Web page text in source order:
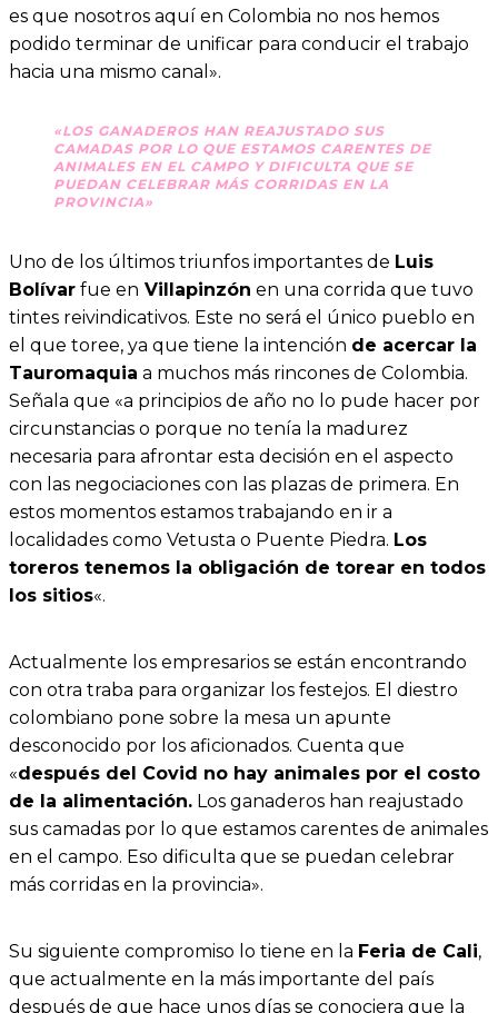
es que nosotros aquí en Colombia no nos hemos
podido terminar de unificar para conducir el trabajo
hacia una mismo canal».
«LOS GANADEROS HAN REAJUSTADO SUS
CAMADAS POR LO QUE ESTAMOS CARENTES DE
ANIMALES EN EL CAMPO Y DIFICULTA QUE SE
PUEDAN CELEBRAR MÁS CORRIDAS EN LA
PROVINCIA»
Uno de los últimos triunfos importantes de Luis
Bolívar fue en Villapinzón en una corrida que tuvo
tintes reivindicativos. Este no será el único pueblo en
el que toree, ya que tiene la intención de acercar la
Tauromaquia a muchos más rincones de Colombia.
Señala que «a principios de año no lo pude hacer por
circunstancias o porque no tenía la madurez
necesaria para afrontar esta decisión en el aspecto
con las negociaciones con las plazas de primera. En
estos momentos estamos trabajando en ir a
localidades como Vetusta o Puente Piedra. Los
toreros tenemos la obligación de torear en todos
los sitios«.
Actualmente los empresarios se están encontrando
con otra traba para organizar los festejos. El diestro
colombiano pone sobre la mesa un apunte
desconocido por los aficionados. Cuenta que
«después del Covid no hay animales por el costo
de la alimentación. Los ganaderos han reajustado
sus camadas por lo que estamos carentes de animales
en el campo. Eso dificulta que se puedan celebrar
más corridas en la provincia».
Su siguiente compromiso lo tiene en la Feria de Cali,
que actualmente en la más importante del país
después de que hace unos días se conociera que la